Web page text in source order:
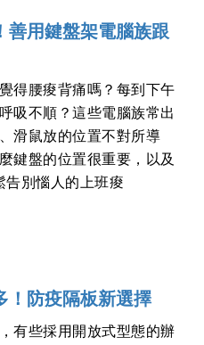
善用鍵盤架電腦族跟
得腰痠背痛嗎？每到下午
吸不順？這些電腦族常出
滑鼠放的位置不對所導
鍵盤的位置很重要，以及
告別惱人的上班痠
！防疫隔板新選擇
有些採用開放式型態的辦